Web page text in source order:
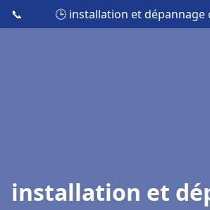
📞 🕒 installation et dépannage
installation et